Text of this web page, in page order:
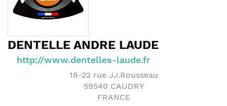
DENTELLE ANDRE LAUDE
http://www.dentelles-laude.fr
18-22 rue JJ.Rousseau
59540 CAUDRY
FRANCE